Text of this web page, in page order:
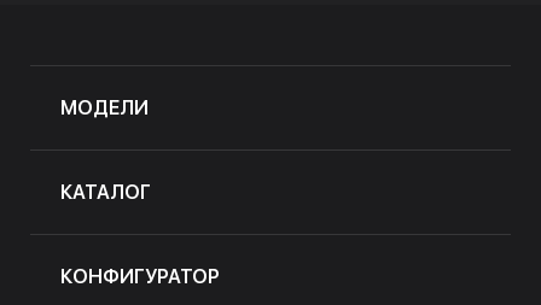
МОДЕЛИ
КАТАЛОГ
КОНФИГУРАТОР